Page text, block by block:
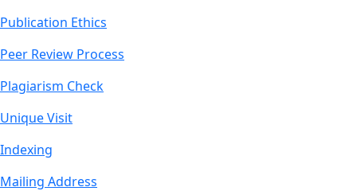
Publication Ethics
Peer Review Process
Plagiarism Check
Unique Visit
Indexing
Mailing Address